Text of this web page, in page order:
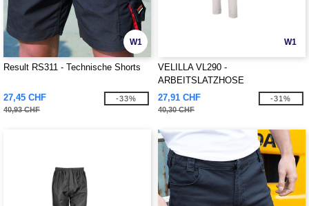
W1
Result RS311 - Technische Shorts
27,45 CHF
40,93 CHF
-33%
W1
VELILLA VL290 -
ARBEITSLATZHOSE
27,91 CHF
40,30 CHF
-31%